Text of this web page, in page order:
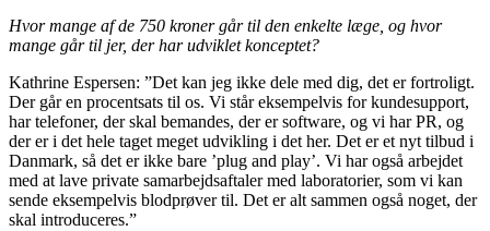
Hvor mange af de 750 kroner går til den enkelte læge, og hvor
mange går til jer, der har udviklet konceptet?
Kathrine Espersen: ”Det kan jeg ikke dele med dig, det er fortroligt.
Der går en procentsats til os. Vi står eksempelvis for kundesupport,
har telefoner, der skal bemandes, der er software, og vi har PR, og
der er i det hele taget meget udvikling i det her. Det er et nyt tilbud i
Danmark, så det er ikke bare ’plug and play’. Vi har også arbejdet
med at lave private samarbejdsaftaler med laboratorier, som vi kan
sende eksempelvis blodprøver til. Det er alt sammen også noget, der
skal introduceres.”